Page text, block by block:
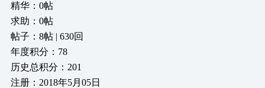
精华：0帖
求助：0帖
帖子：8帖 | 630回
年度积分：78
历史总积分：201
注册：2018年5月05日